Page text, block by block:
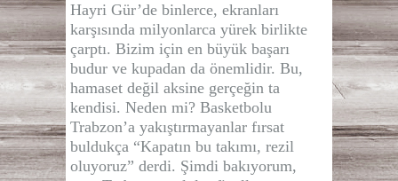
Hayri Gür’de binlerce, ekranları
karşısında milyonlarca yürek birlikte
çarptı. Bizim için en büyük başarı
budur ve kupadan da önemlidir. Bu,
hamaset değil aksine gerçeğin ta
kendisi. Neden mi? Basketbolu
Trabzon’a yakıştırmayanlar fırsat
buldukça “Kapatın bu takımı, rezil
oluyoruz” derdi. Şimdi bakıyorum,